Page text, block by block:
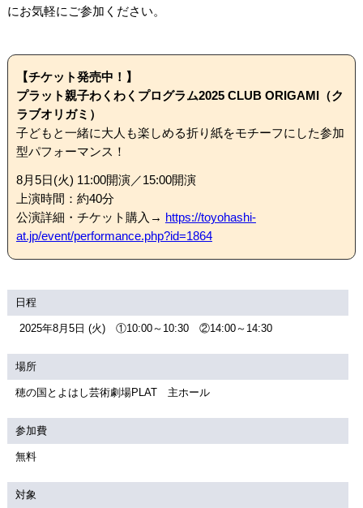
にお気軽にご参加ください。
【チケット発売中！】
プラット親子わくわくプログラム2025 CLUB ORIGAMI（ク
ラブオリガミ）
子どもと一緒に大人も楽しめる折り紙をモチーフにした参加
型パフォーマンス！
8月5日(火) 11:00開演／15:00開演
上演時間：約40分
公演詳細・チケット購入→ https://toyohashi-
at.jp/event/performance.php?id=1864
日程
2025年8月5日 (火) ①10:00～10:30 ②14:00～14:30
場所
穂の国とよはし芸術劇場PLAT 主ホール
参加費
無料
対象